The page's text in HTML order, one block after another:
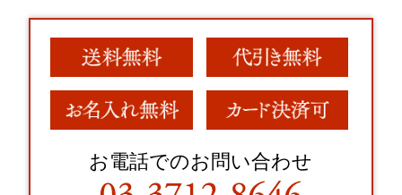
お電話でのお問い合わせ